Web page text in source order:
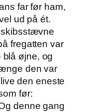
far før ham,
ud på ét.
skibsstævne
fregatten var
blå øjne, og
den var
den eneste
før:
denne gang